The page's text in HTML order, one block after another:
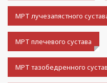
МРТ лучезапястного
МРТ плечевого сустава
МРТ тазобедренного